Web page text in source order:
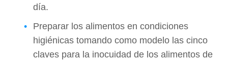
día.
Preparar los alimentos en condiciones
higiénicas tomando como modelo las cinco
claves para la inocuidad de los alimentos de